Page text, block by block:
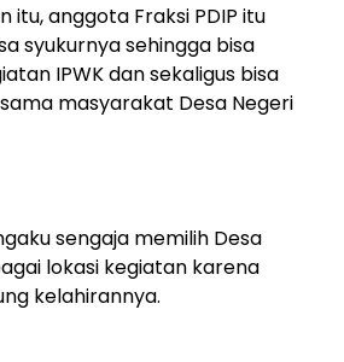
itu, anggota Fraksi PDIP itu
syukurnya sehingga bisa
IPWK dan sekaligus bisa
masyarakat Desa Negeri
sengaja memilih Desa
lokasi kegiatan karena
kelahirannya.